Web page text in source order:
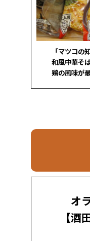
「マツコの
和風中華そ
鶏の風味が
オ
【酒